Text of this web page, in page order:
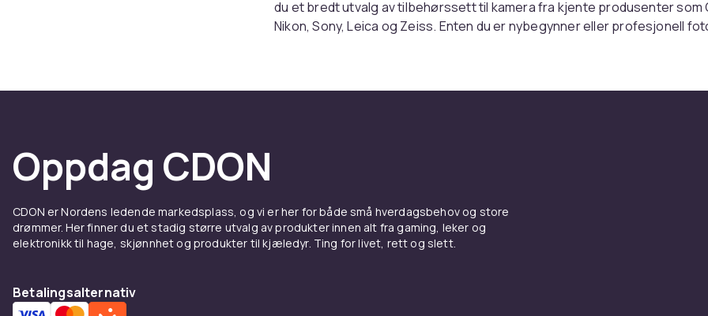
du et bredt utvalg av tilbehørssett til kamera fra kjente produsenter som
Nikon, Sony, Leica og Zeiss. Enten du er nybegynner eller profesjonell
kamerasystemet ditt og dine fotobehov. Les produktbeskrivelsene nøye
Vårt brede sortiment av tilbehørssett til kamera dekker alle behov – fra
nybegynnervennlige modeller til avansert profesjonelt utstyr. God
Oppdag CDON
CDON er Nordens ledende markedsplass, og vi er her for både små hverdagsbehov og store
drømmer. Her finner du et stadig større utvalg av produkter innen alt fra gaming, leker og
elektronikk til hage, skjønnhet og produkter til kjæledyr. Ting for livet, rett og slett.
Betalingsalternativ